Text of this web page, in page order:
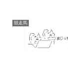
競走馬